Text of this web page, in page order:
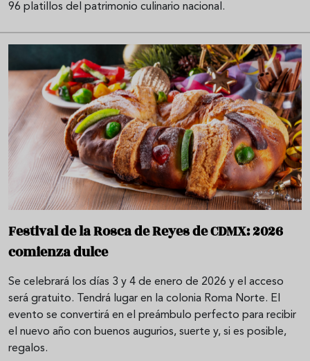
96 platillos del patrimonio culinario nacional.
Festival de la Rosca de Reyes de CDMX: 2026
comienza dulce
Se celebrará los días 3 y 4 de enero de 2026 y el acceso
será gratuito. Tendrá lugar en la colonia Roma Norte. El
evento se convertirá en el preámbulo perfecto para recibir
el nuevo año con buenos augurios, suerte y, si es posible,
regalos.